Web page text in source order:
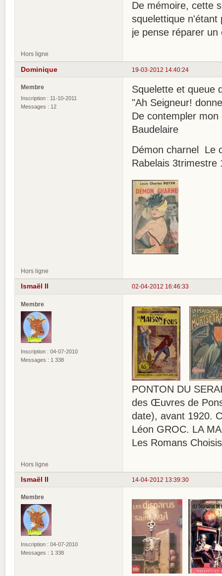
De mémoire, cette
squelettique n'étant
je pense réparer
Hors ligne
19-03-2012 14:40:24
Dominique
Membre
Inscription : 11-10-2011
Messages : 12
Squelette et queue
"Ah Seigneur!
De contempler
Baudelaire
Démon charnel Le
Rabelais 3trimestre
Hors ligne
02-04-2012 16:46:33
Ismaël II
Membre
Inscription : 04-07-2010
Messages : 1 338
PONTON DU
des Œuvres de
date), avant 1920.
Léon GROC. LA
Les Romans
Hors ligne
14-04-2012 13:39:30
Ismaël II
Membre
Inscription : 04-07-2010
Messages : 1 338